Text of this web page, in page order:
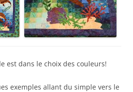
est dans le choix des couleurs!
exemples allant du simple vers le